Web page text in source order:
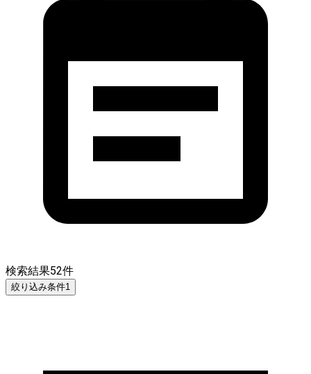
検索結果52件
絞り込み条件1